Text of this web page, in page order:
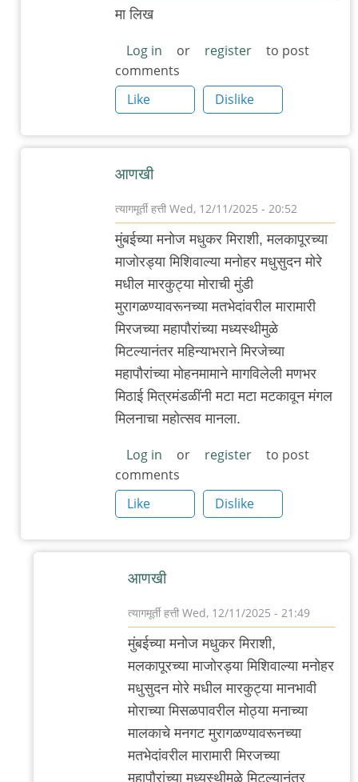
In
म
चा
अनुप्रास
by
हत्ती
मा लिख
Log in or register
to post
comments
Like
Dislike
आणखी
त्यागमूर्ती हत्ती Wed, 12/11/2025 - 20:52
In
reply
चा
अनुप्रास
त्यागमूर्ती
हत्ती
मुंबईच्या मनोज मधुकर मिराशी, मलकापूरच्या
माजोरड्या मिशिवाल्या मनोहर मधुसुदन मोरे
मधील मारकुट्या मोराची मुंडी
मुरागळण्यावरूनच्या मतभेदांवरील मारामारी
मिरजच्या महापौरांच्या मध्यस्थीमुळे
मिटल्यानंतर महिन्याभराने मिरजेच्या
महापौरांच्या मोहनमामाने मागविलेली मणभर
मिठाई मित्रमंडळींनी मटा मटा मटकावून मंगल
मिलनाचा महोत्सव मानला.
Log in or register
to post
comments
Like
Dislike
आणखी
त्यागमूर्ती हत्ती Wed, 12/11/2025 - 21:49
In
reply
आणखी
त्यागमूर्ती
मुंबईच्या मनोज मधुकर मिराशी,
मलकापूरच्या माजोरड्या मिशिवाल्या मनोहर
मधुसुदन मोरे मधील मारकुट्या मानभावी
मोराच्या मिसळपावरील मोठ्या मनाच्या
मालकाचे मनगट मुरागळण्यावरूनच्या
मतभेदांवरील मारामारी मिरजच्या
महापौरांच्या मध्यस्थीमुळे मिटल्यानंतर